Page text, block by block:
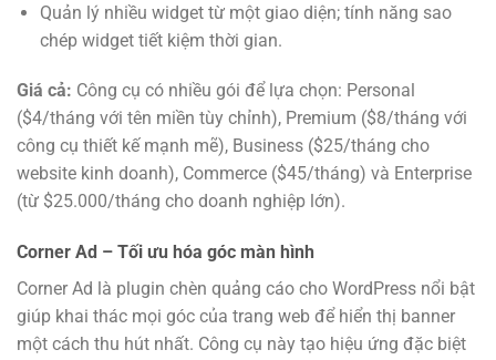
Quản lý nhiều widget từ một giao diện; tính năng sao
chép widget tiết kiệm thời gian.
Giá cả: Công cụ có nhiều gói để lựa chọn: Personal
($4/tháng với tên miền tùy chỉnh), Premium ($8/tháng với
công cụ thiết kế mạnh mẽ), Business ($25/tháng cho
website kinh doanh), Commerce ($45/tháng) và Enterprise
(từ $25.000/tháng cho doanh nghiệp lớn).
Corner Ad – Tối ưu hóa góc màn hình
Corner Ad là plugin chèn quảng cáo cho WordPress nổi bật
giúp khai thác mọi góc của trang web để hiển thị banner
một cách thu hút nhất. Công cụ này tạo hiệu ứng đặc biệt